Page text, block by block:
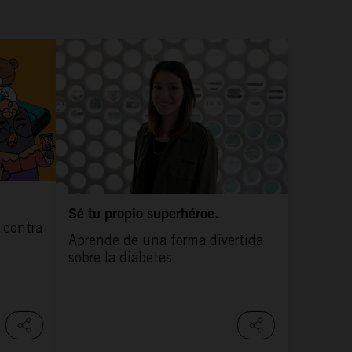
Sé tu propio superhéroe.
Aprende de una forma divertida
sobre la diabetes.